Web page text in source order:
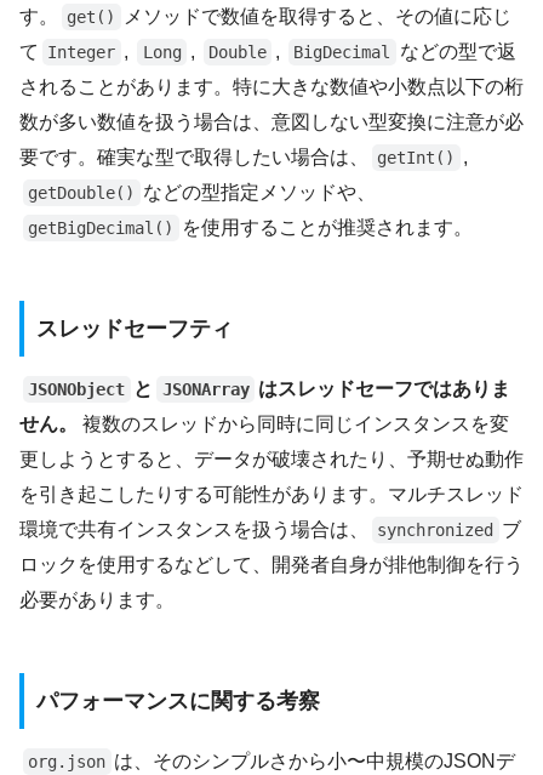
す。
get()
メソッドで数値を取得すると、その値に応じ
て
Integer , Long , Double , BigDecimal
などの型で返
されることがあります。特に大きな数値や小数点以下の桁
数が多い数値を扱う場合は、意図しない型変換に注意が必
要です。確実な型で取得したい場合は、
getInt() ,
getDouble() などの型指定メソッドや、
getBigDecimal() を使用することが推奨されます。
スレッドセーフティ
JSONObject と JSONArray はスレッドセーフではありま
せん。
複数のスレッドから同時に同じインスタンスを変
更しようとすると、データが破壊されたり、予期せぬ動作
を引き起こしたりする可能性があります。マルチスレッド
環境で共有インスタンスを扱う場合は、
synchronized
ブ
ロックを使用するなどして、開発者自身が排他制御を行う
必要があります。
パフォーマンスに関する考察
org.json は、そのシンプルさから小〜中規模のJSONデ